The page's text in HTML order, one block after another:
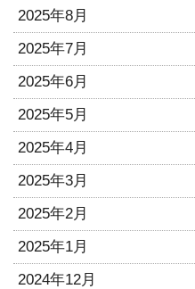
2025年8月
2025年7月
2025年6月
2025年5月
2025年4月
2025年3月
2025年2月
2025年1月
2024年12月